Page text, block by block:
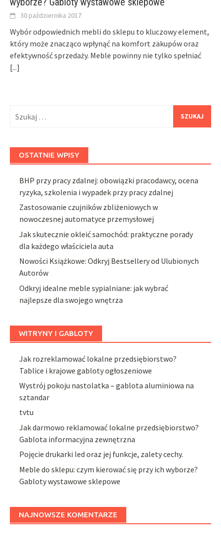
30 października 2017
Wybór odpowiednich mebli do sklepu to kluczowy element,
który może znacząco wpłynąć na komfort zakupów oraz
efektywność sprzedaży. Meble powinny nie tylko spełniać
[...]
OSTATNIE WPISY
BHP przy pracy zdalnej: obowiązki pracodawcy, ocena
ryzyka, szkolenia i wypadek przy pracy zdalnej
Zastosowanie czujników zbliżeniowych w
nowoczesnej automatyce przemysłowej
Jak skutecznie okleić samochód: praktyczne porady
dla każdego właściciela auta
Nowości Książkowe: Odkryj Bestsellery od Ulubionych
Autorów
Odkryj idealne meble sypialniane: jak wybrać
najlepsze dla swojego wnętrza
WITRYNY I GABLOTY
Jak rozreklamować lokalne przedsiębiorstwo?
Tablice i krajowe gabloty ogłoszeniowe
Wystrój pokoju nastolatka – gablota aluminiowa na
sztandar
tvtu
Jak darmowo reklamować lokalne przedsiębiorstwo?
Gablota informacyjna zewnętrzna
Pojęcie drukarki led oraz jej funkcje, zalety cechy.
Meble do sklepu: czym kierować się przy ich wyborze?
Gabloty wystawowe sklepowe
NAJNOWSZE KOMENTARZE